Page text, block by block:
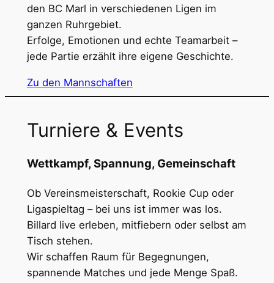
den BC Marl in verschiedenen Ligen im
ganzen Ruhrgebiet.
Erfolge, Emotionen und echte Teamarbeit –
jede Partie erzählt ihre eigene Geschichte.
Zu den Mannschaften
Turniere & Events
Wettkampf, Spannung, Gemeinschaft
Ob Vereinsmeisterschaft, Rookie Cup oder
Ligaspieltag – bei uns ist immer was los.
Billard live erleben, mitfiebern oder selbst am
Tisch stehen.
Wir schaffen Raum für Begegnungen,
spannende Matches und jede Menge Spaß.